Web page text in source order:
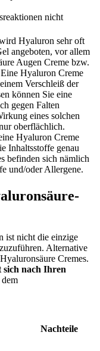
nicht
Hyaluron sehr oft
angeboten, vor allem
Augen Creme bzw.
Hyaluron Creme
Verschleiß der
können Sie eine
gegen Falten
eines solchen
oberflächlich.
Hyaluron Creme
Inhaltsstoffe genau
befinden sich nämlich
und/oder Allergene.
ist nicht die einzige
Alternative
Cremes.
sich nach Ihren
Nachteile